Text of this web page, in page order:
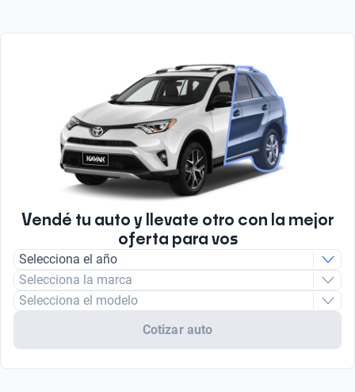
Vendé tu auto y llevate otro con la mejor
oferta para vos
Selecciona el año
Selecciona la marca
Selecciona el modelo
Cotizar auto